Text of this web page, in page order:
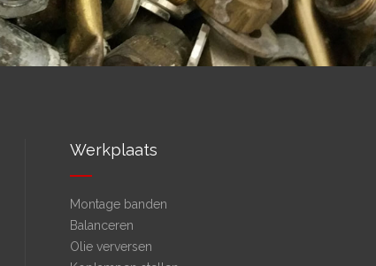
Werkplaats
Montage banden
Balanceren
Olie verversen